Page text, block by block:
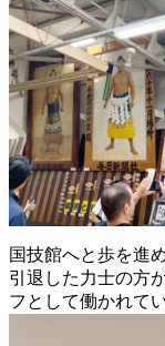
国技館へと歩を進
引退した力士の方
フとして働かれて